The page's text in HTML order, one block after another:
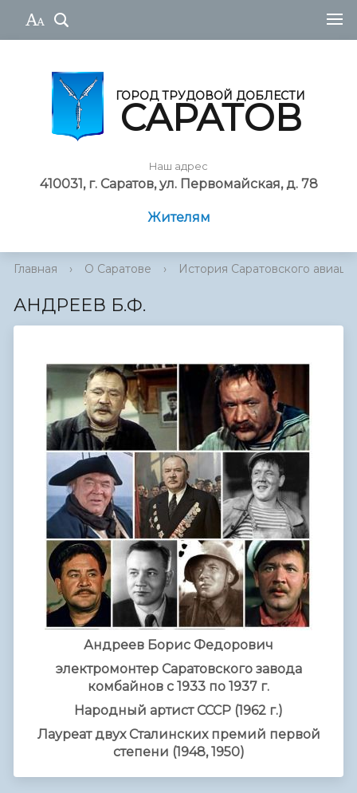
ГОРОД ТРУДОВОЙ ДОБЛЕСТИ
САРАТОВ
Наш адрес
410031, г. Саратов, ул. Первомайская, д. 78
Жителям
Главная › О Саратове › История Саратовского
АНДРЕЕВ Б.Ф.
Андреев Борис Федорович
электромонтер Саратовского завода
комбайнов с 1933 по 1937 г.
Народный артист СССР (1962 г.)
Лауреат двух Сталинских премий первой
степени (1948, 1950)